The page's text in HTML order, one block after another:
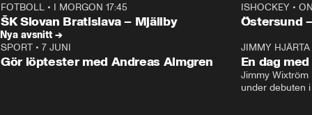
Plus
FOTBOLL • I MORGON 17:45
ŠK Slovan Bratislava – Mjällby
Plus
ISHOCKEY•
Östersund
Nya avsnitt →
SPORT • 7 JUNI
Gör löptester med Andreas Almgren
JIMMY
En dag
Jimmy
under debuten